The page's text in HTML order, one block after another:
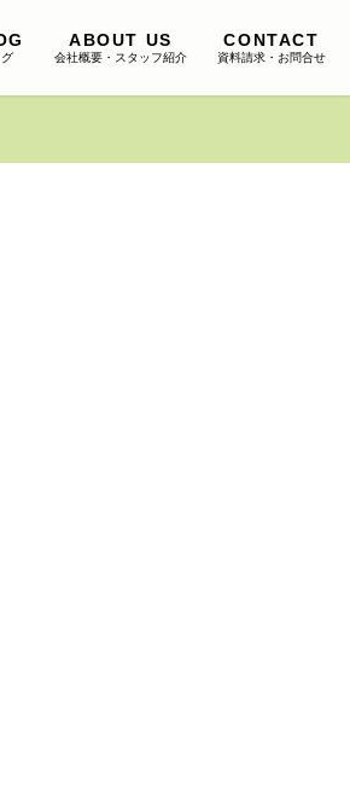
ABOUT US
会社概要・スタッフ紹介
CONTACT
資料請求・お問合せ